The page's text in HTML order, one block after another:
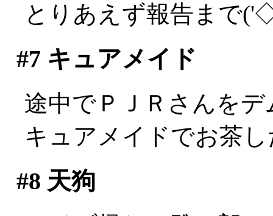
とりあえず報告まで
#7 キュアメイド
途中でＰＪＲさんを
キュアメイドでお茶
#8 天狗